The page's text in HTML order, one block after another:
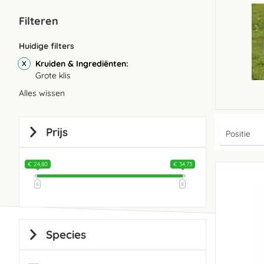
Filteren
Huidige filters
Kruiden & Ingrediënten
Grote klis
Alles wissen
Prijs
€ 24,80 € 34,73
Species